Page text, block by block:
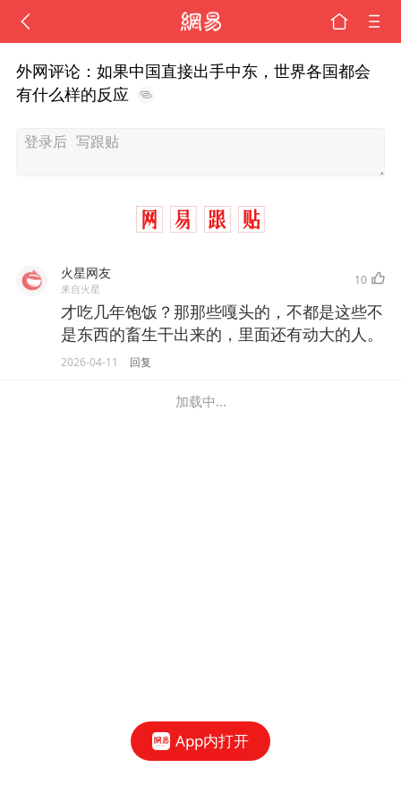
外网评论：如果中国直接出手中东，世界各国都会
有什么样的反应
火星网友
来自火星
10
才吃几年饱饭？那那些嘎头的，不都是这些不
是东西的畜生干出来的，里面还有动大的人。
2026-04-11 回复
加载中...
App内打开